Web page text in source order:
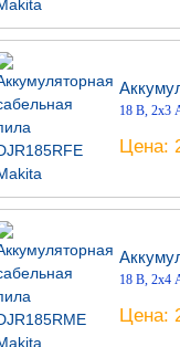
18 В, 2х3
18 В, 2х4